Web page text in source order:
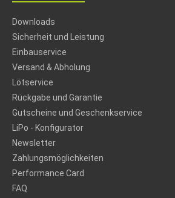
Downloads
Sicherheit und Leistung
Einbauservice
Versand & Abholung
Lötservice
Rückgabe und Garantie
Gutscheine und Geschenkservice
LiPo - Konfigurator
Newsletter
Zahlungsmöglichkeiten
Performance Card
FAQ